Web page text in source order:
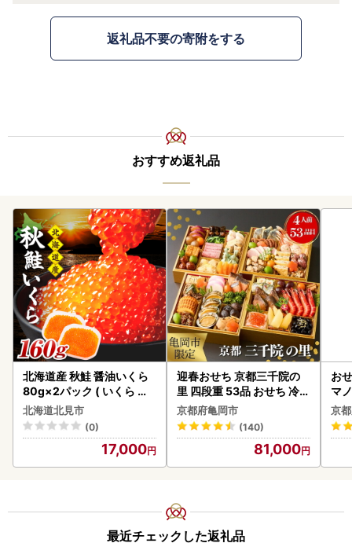
返礼品不要の寄附をする
おすすめ返礼品
北海道産 秋鮭 醤油いくら
80g×2パック ( いくら イ
クラ 魚卵 鮭 サケ さけ 鮭い
くら 醤油漬け パック 北海
道産 ふるさと納税 秋鮭 )【
北海道北見市
(0)
17,000
迎春おせち 京都三千院の
里 四段重 53品 おせち 冷蔵
2027 先行予約
京都府亀岡市
(140)
81,000
お
マ
京
最近チェックした返礼品